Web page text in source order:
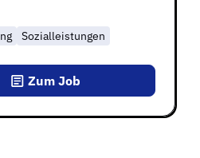
Sozialleistungen
Zum Job